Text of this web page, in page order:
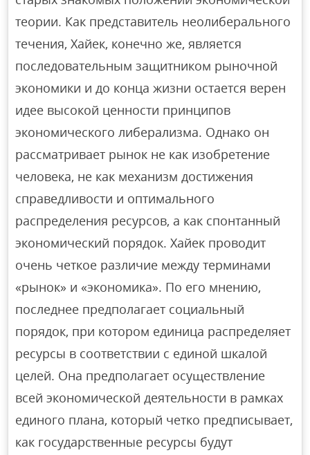
теории. Как представитель неолиберального
течения, Хайек, конечно же, является
последовательным защитником рыночной
экономики и до конца жизни остается верен
идее высокой ценности принципов
экономического либерализма. Однако он
рассматривает рынок не как изобретение
человека, не как механизм достижения
справедливости и оптимального
распределения ресурсов, а как спонтанный
экономический порядок. Хайек проводит
очень четкое различие между терминами
«рынок» и «экономика». По его мнению,
последнее предполагает социальный
порядок, при котором единица распределяет
ресурсы в соответствии с единой шкалой
целей. Она предполагает осуществление
всей экономической деятельности в рамках
единого плана, который четко предписывает,
как государственные ресурсы будут